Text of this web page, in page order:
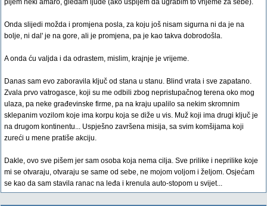
pijem neki amaro, gledam ljude (ako uspijem da ugrabim to vrijeme za sebe).
Onda slijedi možda i promjena posla, za koju još nisam sigurna ni da je na
bolje, ni dal' je na gore, ali je promjena, pa je kao takva dobrodošla.
A onda ću valjda i da odrastem, mislim, krajnje je vrijeme.
Danas sam evo zaboravila ključ od stana u stanu. Blind vrata i sve zapatano.
Zvala prvo vatrogasce, koji su me odbili zbog nepristupačnog terena oko mog
ulaza, pa neke građevinske firme, pa na kraju upalilo sa nekim skromnim
sklepanim vozilom koje ima korpu koja se diže u vis. Muž koji ima drugi ključ je
na drugom kontinentu... Uspješno završena misija, sa svim komšijama koji
zureći u mene pratiše akciju.
Dakle, ovo sve pišem jer sam osoba koja nema cilja. Sve prilike i neprilike koje
mi se otvaraju, otvaraju se same od sebe, ne mojom voljom i željom. Osjećam
se kao da sam stavila ranac na leđa i krenula auto-stopom u svijet...